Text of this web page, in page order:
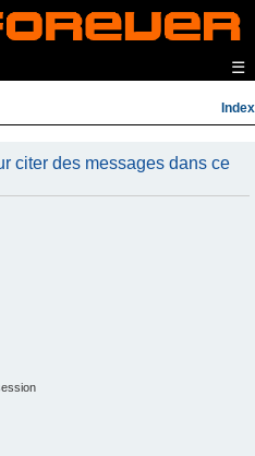
☰
Index
citer des messages dans ce